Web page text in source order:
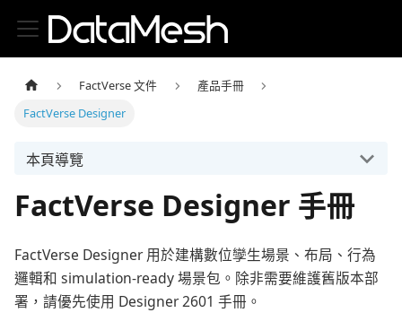
FactVerse 文件
產品手冊
FactVerse Designer
本頁導覽
FactVerse Designer 手冊
FactVerse Designer 用於建構數位孿生場景、布局、行為
邏輯和 simulation-ready 場景包。除非需要維護舊版本部
署，請優先使用 Designer 2601 手冊。